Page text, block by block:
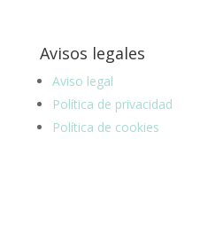
Avisos legales
Aviso legal
Política de privacidad
Política de cookies